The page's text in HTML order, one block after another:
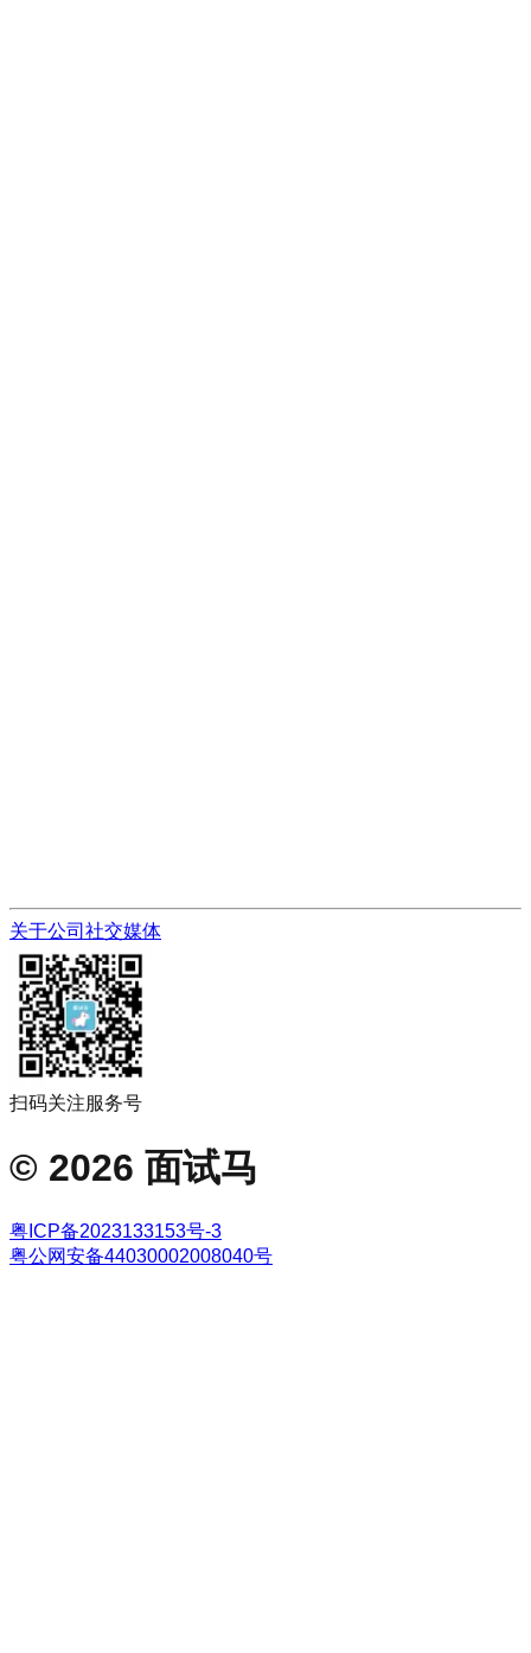
关于公司 社交媒体
扫码关注服务号
© 2026 面试马
粤ICP备2023133153号-3
粤公网安备44030002008040号